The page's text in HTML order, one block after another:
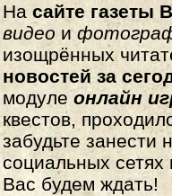
На сайте газеты
видеои
изощрённых
новостей за
модулеонлайн
квестов,
забудьте
социальных
Вас будем ждать!